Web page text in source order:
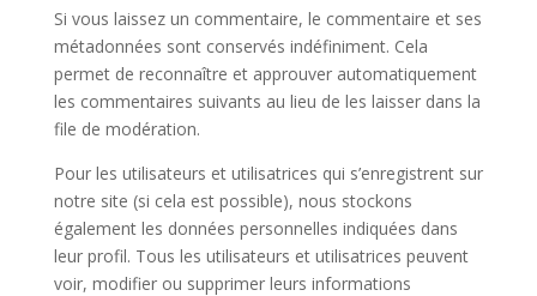
Si vous laissez un commentaire, le commentaire et ses
métadonnées sont conservés indéfiniment. Cela
permet de reconnaître et approuver automatiquement
les commentaires suivants au lieu de les laisser dans la
file de modération.
Pour les utilisateurs et utilisatrices qui s’enregistrent sur
notre site (si cela est possible), nous stockons
également les données personnelles indiquées dans
leur profil. Tous les utilisateurs et utilisatrices peuvent
voir, modifier ou supprimer leurs informations